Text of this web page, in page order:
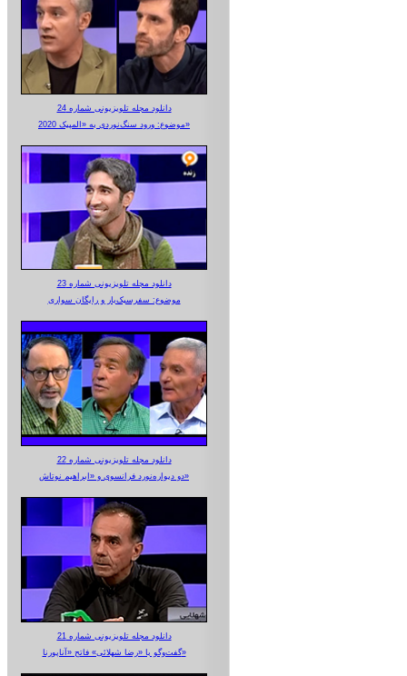
دانلود مجله تلویزیونی شماره 24
موضوع: ورود سنگ‌نوردی به «المپیک 2020»
دانلود مجله تلویزیونی شماره 23
موضوع: سفرسبک‌بار و رایگان سواری
دانلود مجله تلویزیونی شماره 22
دو دیواره‌نورد فرانسوی و «ابراهیم نوتاش»
دانلود مجله تلویزیونی شماره 21
گفت‌وگو با «رضا شهلائی» فاتح «آناپورنا»